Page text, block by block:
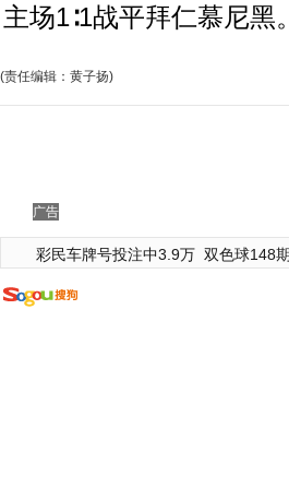
主场1∶1战平拜仁慕尼黑
(责任编辑：黄子扬)
广告
彩民车牌号投注中3.9万 双色球148